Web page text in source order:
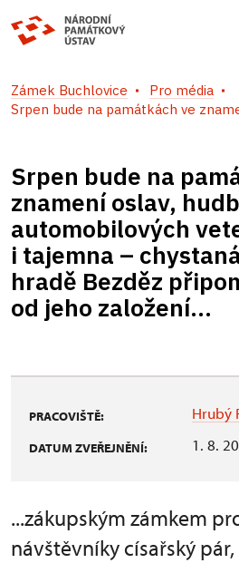
Zámek Buchlovice
Pro média
Srpen bude na památkách ve
Srpen bude na
znamení oslav,
automobilových
i tajemna –
hradě Bezděz
od jeho založení...
PRACOVIŠTĚ: Hrubý
DATUM ZVEŘEJNĚNÍ: 1. 8.
...zákupským zámkem
návštěvníky císařský